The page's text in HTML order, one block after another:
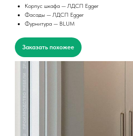
Корпус шкафа — ЛДСП Egger
Фасады — ЛДСП Egger
Фурнитура — BLUM
Заказать похожее